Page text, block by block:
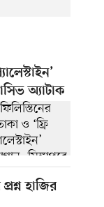
অ্যাটাক
হাজির